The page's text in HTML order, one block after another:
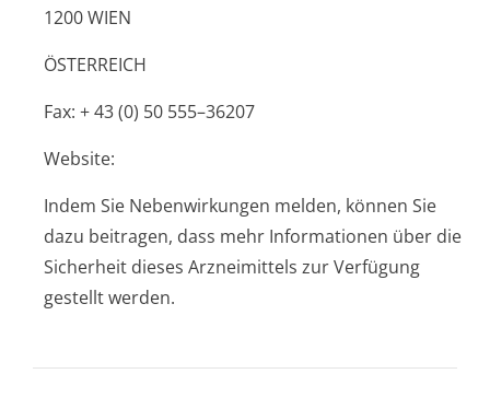
1200 WIEN
ÖSTERREICH
Fax: + 43 (0) 50 555–36207
Website:
Indem Sie Nebenwirkungen melden, können Sie
dazu beitragen, dass mehr Informationen über die
Sicherheit dieses Arzneimittels zur Verfügung
gestellt werden.